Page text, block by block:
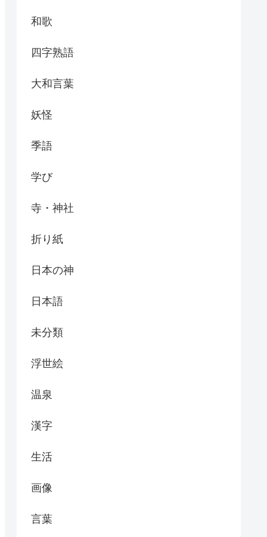
和歌
四字熟語
大和言葉
妖怪
季語
学び
寺・神社
折り紙
日本の神
日本語
未分類
浮世絵
温泉
漢字
生活
画像
言葉